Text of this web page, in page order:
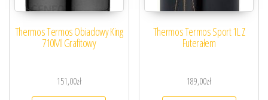
Thermos Termos Obiadowy King
710Ml Grafitowy
151,00zł
Thermos Termos Sport 1L Z
Futerałem
189,00zł